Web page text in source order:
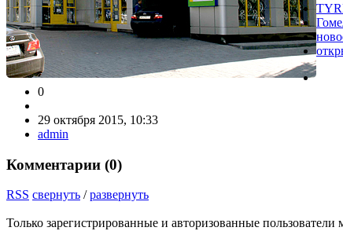
0
29 октября 2015, 10:33
admin
Комментарии (0)
RSS свернуть /развернуть
Только зарегистрированные и авторизованные пользователи